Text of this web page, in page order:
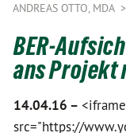
ANDREAS OTTO, MDA
BER-
ans Projekt
14.04.16 – <iframe
src="https://